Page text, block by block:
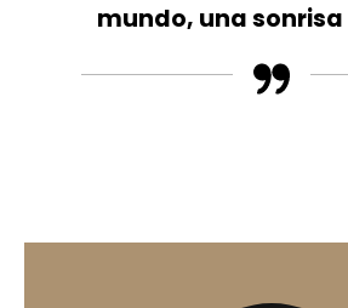
mundo, una sonrisa